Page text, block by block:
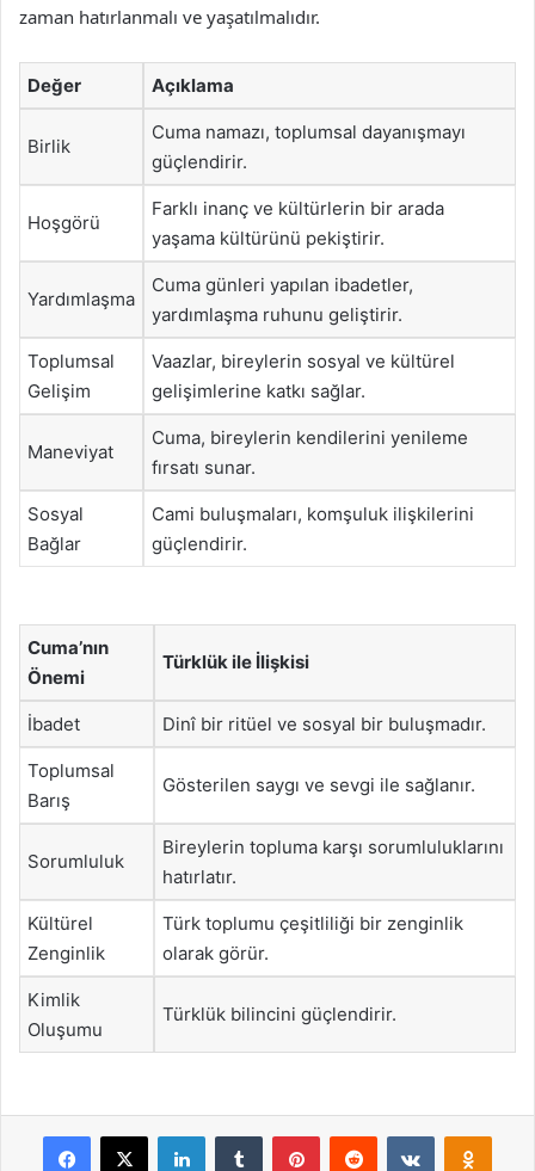
zaman hatırlanmalı ve yaşatılmalıdır.
Değer Açıklama
Birlik
Cuma namazı, toplumsal dayanışmayı
güçlendirir.
Hoşgörü
Farklı inanç ve kültürlerin bir arada
yaşama kültürünü pekiştirir.
Yardımlaşma
Cuma günleri yapılan ibadetler,
yardımlaşma ruhunu geliştirir.
Toplumsal
Gelişim
Vaazlar, bireylerin sosyal ve kültürel
gelişimlerine katkı sağlar.
Maneviyat
Cuma, bireylerin kendilerini yenileme
fırsatı sunar.
Sosyal
Bağlar
Cami buluşmaları, komşuluk ilişkilerini
güçlendirir.
Cuma’nın
Önemi
Türklük ile İlişkisi
İbadet Dinî bir ritüel ve sosyal bir buluşmadır.
Toplumsal
Barış
Gösterilen saygı ve sevgi ile sağlanır.
Sorumluluk
Bireylerin topluma karşı sorumluluklarını
hatırlatır.
Kültürel
Zenginlik
Türk toplumu çeşitliliği bir zenginlik
olarak görür.
Kimlik
Oluşumu
Türklük bilincini güçlendirir.
Facebook
X LinkedInTumblr PinterestReddit VKontakte